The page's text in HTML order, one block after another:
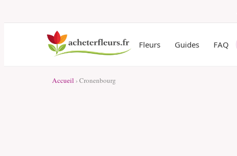
Fleurs Guides FAQ
Accueil › Cronenbourg